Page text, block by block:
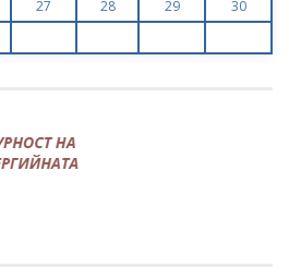
27 28 29
30